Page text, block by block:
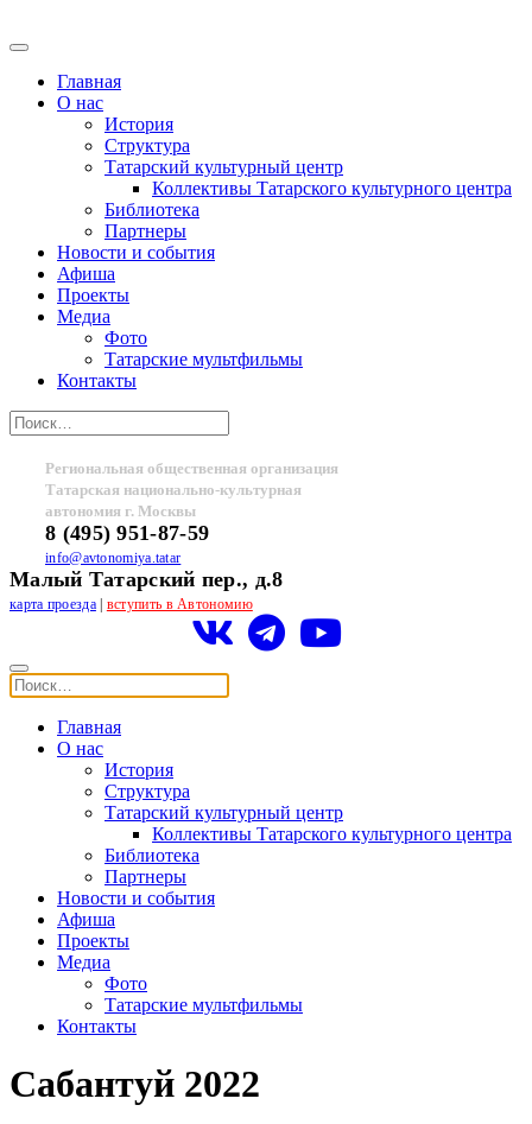
Главная
О нас
История
Структура
Татарский культурный центр
Коллективы Татарского культурного центра
Библиотека
Партнеры
Новости и события
Афиша
Проекты
Медиа
Фото
Татарские мультфильмы
Контакты
Региональная общественная организация
Татарская национально-культурная
автономия г. Москвы
8 (495) 951-87-59
info@avtonomiya.tatar
Малый Татарский пер., д.8
карта проезда| вступить в Автономию
Главная
О нас
История
Структура
Татарский культурный центр
Коллективы Татарского культурного центра
Библиотека
Партнеры
Новости и события
Афиша
Проекты
Медиа
Фото
Татарские мультфильмы
Контакты
Сабантуй 2022